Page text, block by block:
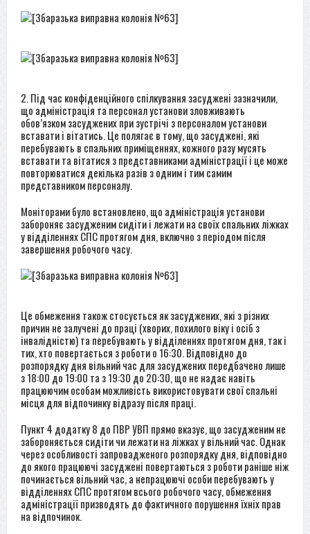
2. Під час конфіденційного спілкування засуджені зазначили,
що адміністрація та персонал установи зловживають
обов’язком засуджених при зустрічі з персоналом установи
вставати і вітатись. Це полягає в тому, що засуджені, які
перебувають в спальних приміщеннях, кожного разу мусять
вставати та вітатися з представниками адміністрації і це може
повторюватися декілька разів з одним і тим самим
представником персоналу.
Моніторами було встановлено, що адміністрація установи
забороняє засудженим сидіти і лежати на своїх спальних ліжках
у відділеннях СПС протягом дня, включно з періодом після
завершення робочого часу.
Це обмеження також стосується як засуджених, які з різних
причин не залучені до праці (хворих, похилого віку і осіб з
інвалідністю) та перебувають у відділеннях протягом дня, так і
тих, хто повертається з роботи о 16:30. Відповідно до
розпорядку дня вільний час для засуджених передбачено лише
з 18:00 до 19:00 та з 19:30 до 20:30, що не надає навіть
працюючим особам можливість використовувати свої спальні
місця для відпочинку відразу після праці.
Пункт 4 додатку 8 до ПВР УВП прямо вказує, що засудженим не
забороняється сидіти чи лежати на ліжках у вільний час. Однак
через особливості запровадженого розпорядку дня, відповідно
до якого працюючі засуджені повертаються з роботи раніше ніж
починається вільний час, а непрацюючі особи перебувають у
відділеннях СПС протягом всього робочого часу, обмеження
адміністрації призводять до фактичного порушення їхніх прав
на відпочинок.